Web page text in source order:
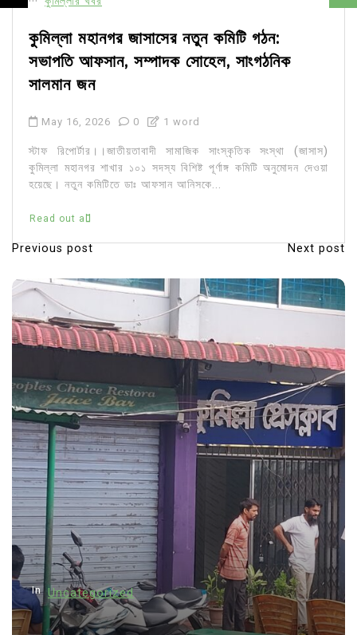
কুমিল্লা মহানগর জাসাসের নতুন কমিটি গঠন:
সভাপতি আফসান, সম্পাদক সোহেল, সাংগঠনিক
সালমান জন
May 16, 2026 0 1 word
স্টাফ রিপোর্টার।।জাতীয়তাবাদী সামাজিক সাংস্কৃতিক সংস্থা (জাসাস)
কুমিল্লা মহানগর শাখার ১০১ সদস্য বিশিষ্ট পূর্ণাঙ্গ কমিটি অনুমোদন দেওয়া
হয়েছে। নতুন কমিটিতে ডাঃ আফসান আনিসকে...
Read out all
P
o
t
a
v
i
g
a
t
i
o
n
Previous post Next post
In Uncategorized